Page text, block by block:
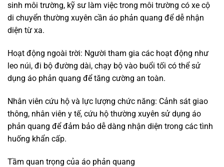
sinh môi trường, kỹ sư làm việc trong môi trường có xe cộ
di chuyển thường xuyên cần áo phản quang để dễ nhận
diện từ xa.
Hoạt động ngoài trời: Người tham gia các hoạt động như
leo núi, đi bộ đường dài, chạy bộ vào buổi tối có thể sử
dụng áo phản quang để tăng cường an toàn.
Nhân viên cứu hộ và lực lượng chức năng: Cảnh sát giao
thông, nhân viên y tế, cứu hộ thường xuyên sử dụng áo
phản quang để đảm bảo dễ dàng nhận diện trong các tình
huống khẩn cấp.
Tầm quan trọng của áo phản quang